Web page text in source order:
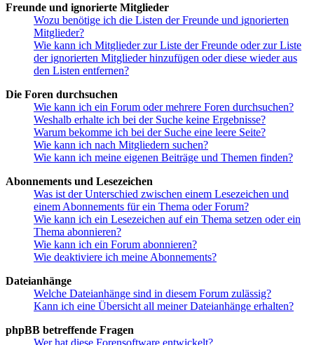
Freunde und ignorierte Mitglieder
Wozu benötige ich die Listen der Freunde und ignorierten
Mitglieder?
Wie kann ich Mitglieder zur Liste der Freunde oder zur Liste
der ignorierten Mitglieder hinzufügen oder diese wieder aus
den Listen entfernen?
Die Foren durchsuchen
Wie kann ich ein Forum oder mehrere Foren durchsuchen?
Weshalb erhalte ich bei der Suche keine Ergebnisse?
Warum bekomme ich bei der Suche eine leere Seite?
Wie kann ich nach Mitgliedern suchen?
Wie kann ich meine eigenen Beiträge und Themen finden?
Abonnements und Lesezeichen
Was ist der Unterschied zwischen einem Lesezeichen und
einem Abonnements für ein Thema oder Forum?
Wie kann ich ein Lesezeichen auf ein Thema setzen oder ein
Thema abonnieren?
Wie kann ich ein Forum abonnieren?
Wie deaktiviere ich meine Abonnements?
Dateianhänge
Welche Dateianhänge sind in diesem Forum zulässig?
Kann ich eine Übersicht all meiner Dateianhänge erhalten?
phpBB betreffende Fragen
Wer hat diese Forensoftware entwickelt?